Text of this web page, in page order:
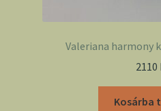
Valeriana harmony
2110
Kosárba